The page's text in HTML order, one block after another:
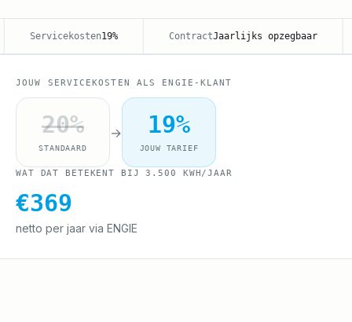
Servicekosten19% ContractJaarlijks opzegbaar
JOUW SERVICEKOSTEN ALS ENGIE-KLANT
20%
STANDAARD
→ 19%
JOUW TARIEF
WAT DAT BETEKENT BIJ 3.500 KWH/JAAR
€369
netto per jaar via ENGIE